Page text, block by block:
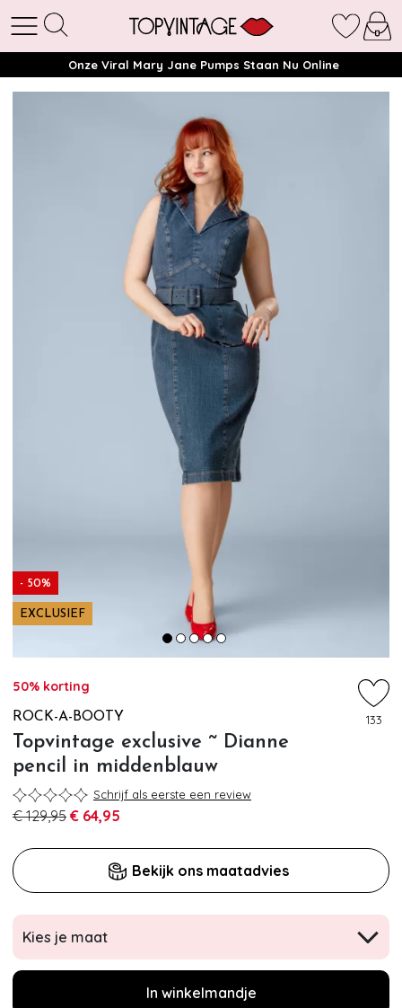
Onze Viral Mary Jane Pumps Staan Nu Online
- 50%
EXCLUSIEF
50% korting
ROCK-A-BOOTY
Topvintage exclusive ~ Dianne
pencil in middenblauw
133
Schrijf als eerste een review
€ 129,95 € 64,95
Bekijk ons maatadvies
Kies je maat
In winkelmandje